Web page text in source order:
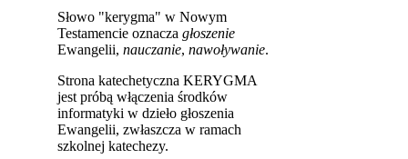
Słowo "kerygma" w Nowym
Testamencie oznacza głoszenie
Ewangelii, nauczanie, nawoływanie.
Strona katechetyczna KERYGMA
jest próbą włączenia środków
informatyki w dzieło głoszenia
Ewangelii, zwłaszcza w ramach
szkolnej katechezy.